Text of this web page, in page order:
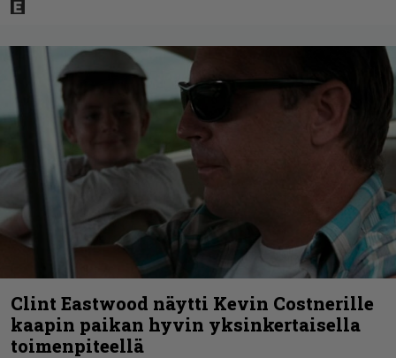
Clint Eastwood näytti Kevin Costnerille
kaapin paikan hyvin yksinkertaisella
toimenpiteellä